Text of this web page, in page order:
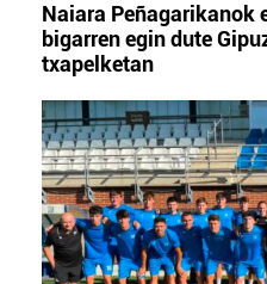
Naiara Peñagarikanok
bigarren egin dute
txapelketan